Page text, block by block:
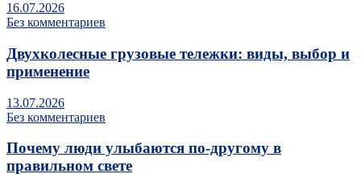
16.07.2026
Без комментариев
Двухколесные грузовые тележки: виды, выбор и
применение
13.07.2026
Без комментариев
Почему люди улыбаются по‑другому в
правильном свете